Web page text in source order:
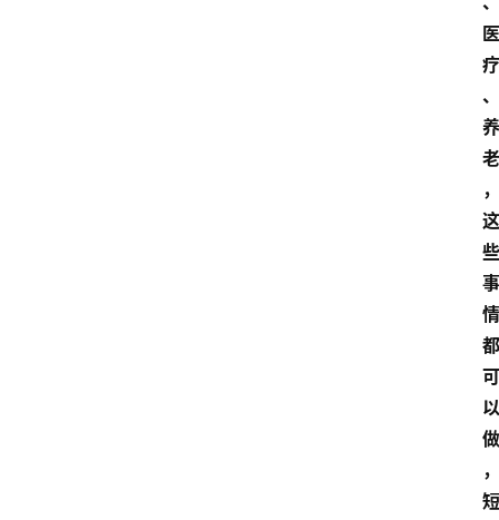
医
疗
、
养
老
，
这
些
事
情
都
可
以
做
，
短